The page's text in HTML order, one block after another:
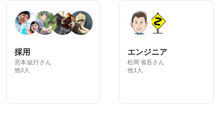
採用
宮本 紘行さん
他3人
エンジニア
松岡 省吾さん
他1人